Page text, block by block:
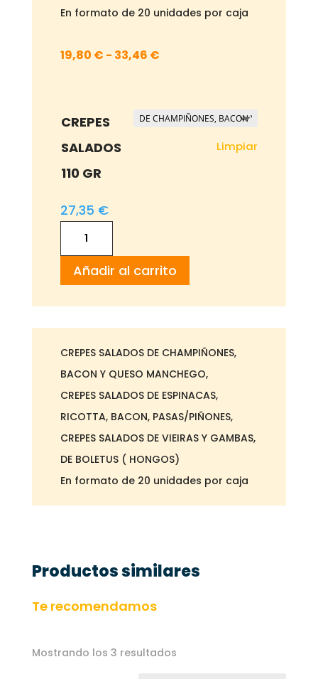
En formato de 20 unidades por caja
19,80 € - 33,46 €Rango
desde
CREPES
SALADOS
110 GR
Limpiar
27,35 €
CREPES
SALADOS
110Añadir al carrito
CREPES SALADOS DE CHAMPIÑONES,
BACON Y QUESO MANCHEGO,
CREPES SALADOS DE ESPINACAS,
RICOTTA, BACON, PASAS/PIÑONES,
CREPES SALADOS DE VIEIRAS Y GAMBAS,
DE BOLETUS ( HONGOS)
En formato de 20 unidades por caja
Productos similares
Te recomendamos
Mostrando los 3 resultados